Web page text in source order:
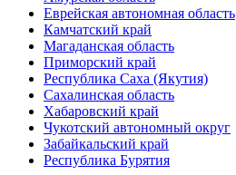
Еврейская автономная область
Камчатский край
Магаданская область
Приморский край
Республика Саха (Якутия)
Сахалинская область
Хабаровский край
Чукотский автономный округ
Забайкальский край
Республика Бурятия